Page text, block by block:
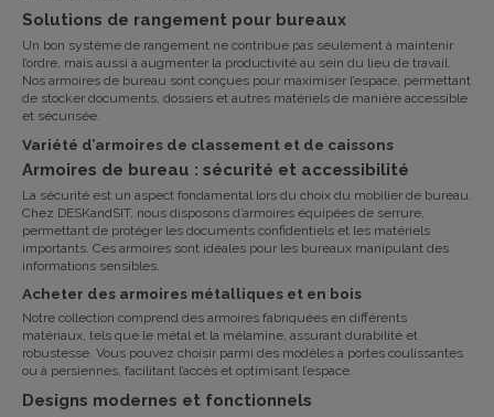
Solutions de rangement pour bureaux
Un bon système de rangement ne contribue pas seulement à maintenir
l’ordre, mais aussi à augmenter la productivité au sein du lieu de travail.
Nos armoires de bureau sont conçues pour maximiser l’espace, permettant
de stocker documents, dossiers et autres matériels de manière accessible
et sécurisée.
Variété d’armoires de classement et de caissons
Armoires de bureau : sécurité et accessibilité
La sécurité est un aspect fondamental lors du choix du mobilier de bureau.
Chez DESKandSIT, nous disposons d’armoires équipées de serrure,
permettant de protéger les documents confidentiels et les matériels
importants. Ces armoires sont idéales pour les bureaux manipulant des
informations sensibles.
Acheter des armoires métalliques et en bois
Notre collection comprend des armoires fabriquées en différents
matériaux, tels que le métal et la mélamine, assurant durabilité et
robustesse. Vous pouvez choisir parmi des modèles à portes coulissantes
ou à persiennes, facilitant l’accès et optimisant l’espace.
Designs modernes et fonctionnels